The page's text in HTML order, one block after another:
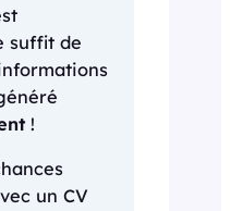
suffit de
!
un CV